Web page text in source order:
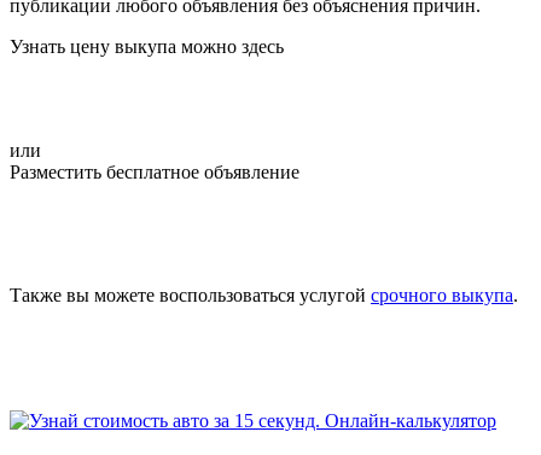
публикации любого объявления без объяснения причин.
Узнать цену выкупа можно здесь
или
Разместить бесплатное объявление
Также вы можете воспользоваться услугой срочного выкупа.